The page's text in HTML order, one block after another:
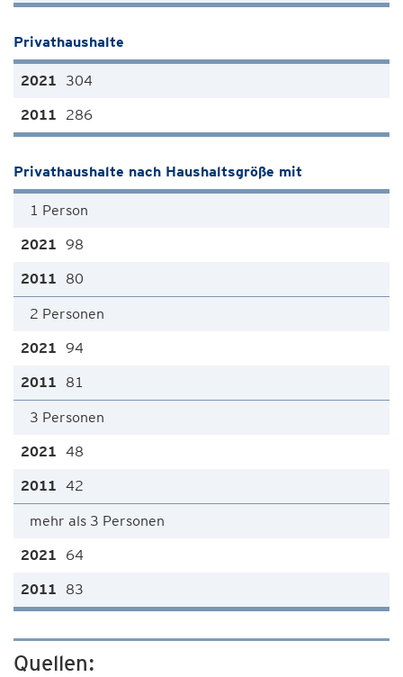
Privathaushalte
304
286
Privathaushalte nach Haushaltsgröße mit
1 Person
98
80
2 Personen
94
81
3 Personen
48
42
mehr als 3 Personen
64
83
Quellen: